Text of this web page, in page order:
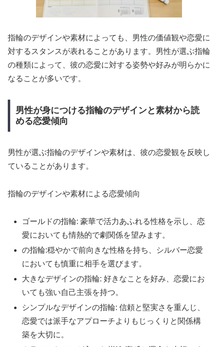
指輪のデザインや素材によっても、男性の価値観や恋愛に
対するスタンスが表れることがあります。男性が選ぶ指輪
の種類によって、彼の恋愛に対する姿勢や好みが明らかに
なることが多いです。
男性が身につける指輪のデザインと素材から読
める恋愛傾向
男性が選ぶ指輪のデザインや素材は、彼の恋愛観を反映し
ていることがあります。
指輪のデザインや素材による恋愛傾向
ゴールドの指輪: 豪華で活力あふれる性格を示し、恋
愛においても情熱的で劇関係を望みます。
の指輪:穏やかで前向きな性格を持ち、シルバー恋愛
においても慎重に相手を選びます。
大きなデザインの指輪: 好きなことを好み、恋愛にお
いても強い自己主張を持つ。
シンプルなデザインの指輪: 信頼と堅実さを重んじ、
恋愛では派手なアプローチよりもじっくりと関係構
築を大切に。